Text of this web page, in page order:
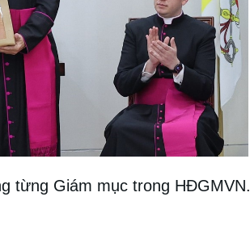
từng Giám mục trong HĐGMVN.